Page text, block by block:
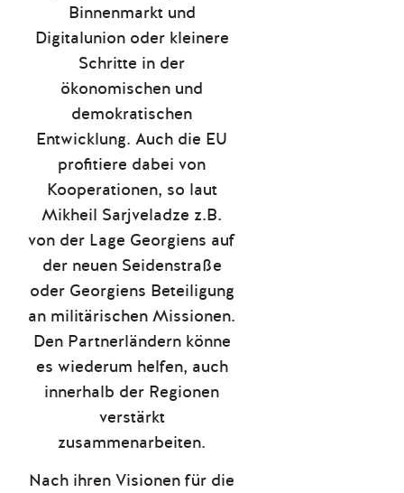
Binnenmarkt und
Digitalunion oder kleinere
Schritte in der
ökonomischen und
demokratischen
Entwicklung. Auch die EU
profitiere dabei von
Kooperationen, so laut
Mikheil Sarjveladze z.B.
von der Lage Georgiens auf
der neuen Seidenstraße
oder Georgiens Beteiligung
an militärischen Missionen.
Den Partnerländern könne
es wiederum helfen, auch
innerhalb der Regionen
verstärkt
zusammenarbeiten.
Nach ihren Visionen für die